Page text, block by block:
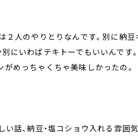
２人のやりとりなんです。別に納
にいわばテキトーでもいいんです
めっちゃくちゃ美味しかったの。
い話、納豆・塩コショウ入れる雰囲